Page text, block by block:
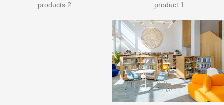
1 product
2 products